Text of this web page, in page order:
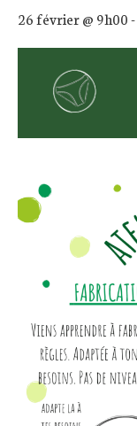
26 février @ 9h00-